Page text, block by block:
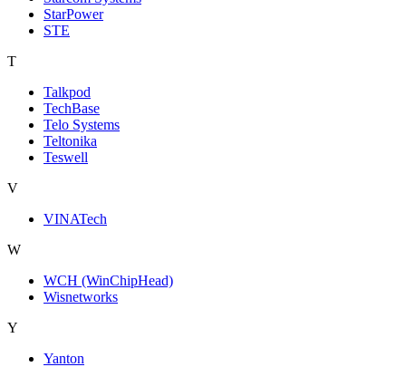
StarPower
STE
T
Talkpod
TechBase
Telo Systems
Teltonika
Teswell
V
VINATech
W
WCH (WinChipHead)
Wisnetworks
Y
Yanton